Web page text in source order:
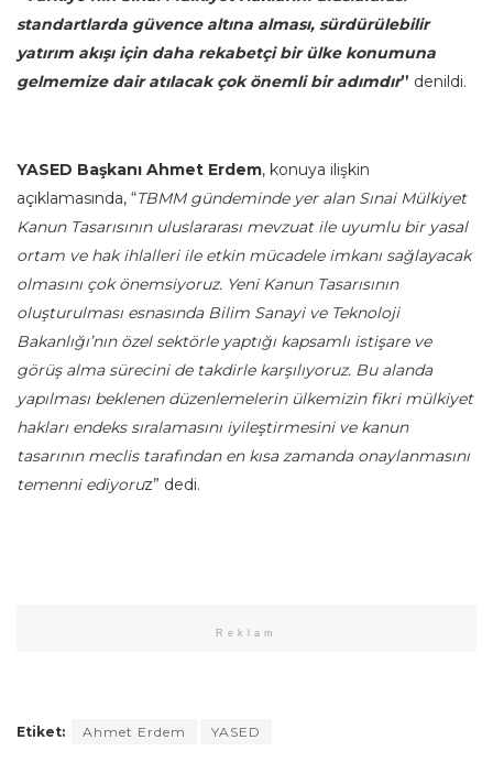
standartlarda güvence altına alması, sürdürülebilir
yatırım akışı için daha rekabetçi bir ülke konumuna
gelmemize dair atılacak çok önemli bir adımdır” denildi.
YASED Başkanı Ahmet Erdem, konuya ilişkin
açıklamasında, “TBMM gündeminde yer alan Sınai Mülkiyet
Kanun Tasarısının uluslararası mevzuat ile uyumlu bir yasal
ortam ve hak ihlalleri ile etkin mücadele imkanı sağlayacak
olmasını çok önemsiyoruz. Yeni Kanun Tasarısının
oluşturulması esnasında Bilim Sanayi ve Teknoloji
Bakanlığı’nın özel sektörle yaptığı kapsamlı istişare ve
görüş alma sürecini de takdirle karşılıyoruz. Bu alanda
yapılması beklenen düzenlemelerin ülkemizin fikri mülkiyet
hakları endeks sıralamasını iyileştirmesini ve kanun
tasarının meclis tarafından en kısa zamanda onaylanmasını
temenni ediyoruz” dedi.
Reklam
Etiket: Ahmet Erdem YASED